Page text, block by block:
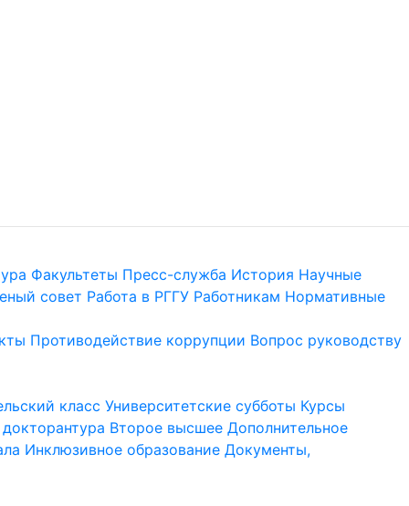
Факультеты Пресс-служба История Научные
совет Работа в РГГУ Работникам Нормативные
Противодействие коррупции Вопрос руководству
класс Университетские субботы Курсы
Второе высшее Дополнительное
Инклюзивное образование Документы,